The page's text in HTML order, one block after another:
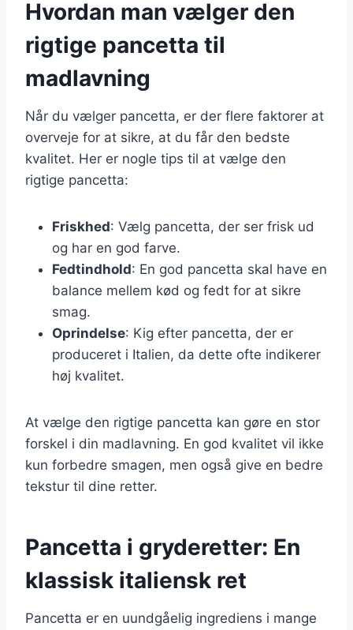
Hvordan man vælger den
rigtige pancetta til
madlavning
Når du vælger pancetta, er der flere faktorer at
overveje for at sikre, at du får den bedste
kvalitet. Her er nogle tips til at vælge den
rigtige pancetta:
Friskhed: Vælg pancetta, der ser frisk ud
og har en god farve.
Fedtindhold: En god pancetta skal have en
balance mellem kød og fedt for at sikre
smag.
Oprindelse: Kig efter pancetta, der er
produceret i Italien, da dette ofte indikerer
høj kvalitet.
At vælge den rigtige pancetta kan gøre en stor
forskel i din madlavning. En god kvalitet vil ikke
kun forbedre smagen, men også give en bedre
tekstur til dine retter.
Pancetta i gryderetter: En
klassisk italiensk ret
Pancetta er en uundgåelig ingrediens i mange